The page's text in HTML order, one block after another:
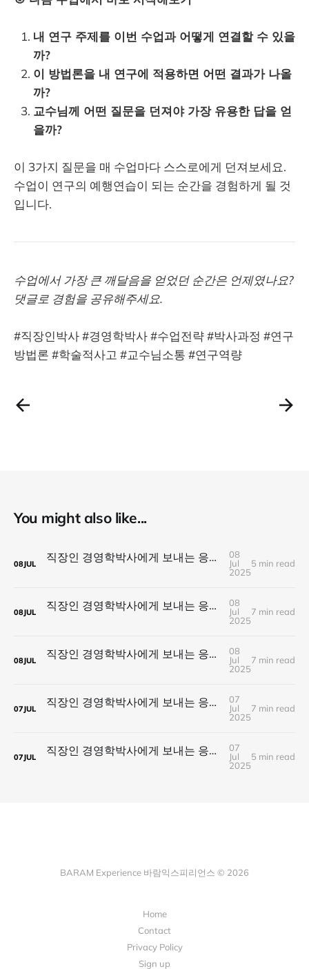
내 연구 주제를 이번 수업과 어떻게 연결할 수 있을
까?
이 방법론을 내 연구에 적용하면 어떤 결과가 나올
까?
교수님께 어떤 질문을 던져야 가장 유용한 답을 얻
을까?
이 3가지 질문을 매 수업마다 스스로에게 던져보세요.
수업이 연구의 예행연습이 되는 순간을 경험하게 될 것
입니다.
수업에서 가장 큰 깨달음을 얻었던 순간은 언제였나요?
댓글로 경험을 공유해주세요.
#직장인박사 #경영학박사 #수업전략 #박사과정 #연구
방법론 #학술적사고 #교수님소통 #연구역량
You might also like...
08JUL 직장인 경영학박사에게 보내는 응원 #15. Inquiry, 질문들
08
Jul
2025
5 min read
08JUL 직장인 경영학박사에게 보내는 응원 #14. Branding, 박사 학위 과정 전체가 개인의 브랜딩
08
Jul
2025
7 min read
08JUL 직장인 경영학박사에게 보내는 응원 #13 Driting 방황의 의미
08
Jul
2025
7 min read
07JUL 직장인 경영학박사에게 보내는 응원 #4. 전략을 수립하라
07
Jul
2025
7 min read
07JUL 직장인 경영학박사에게 보내는 응원 #12. Routine 지속 가능한 루틴 설계
07
Jul
2025
5 min read
BARAM Experience 바람익스피리언스 © 2026
Home
Contact
Privacy Policy
Sign up